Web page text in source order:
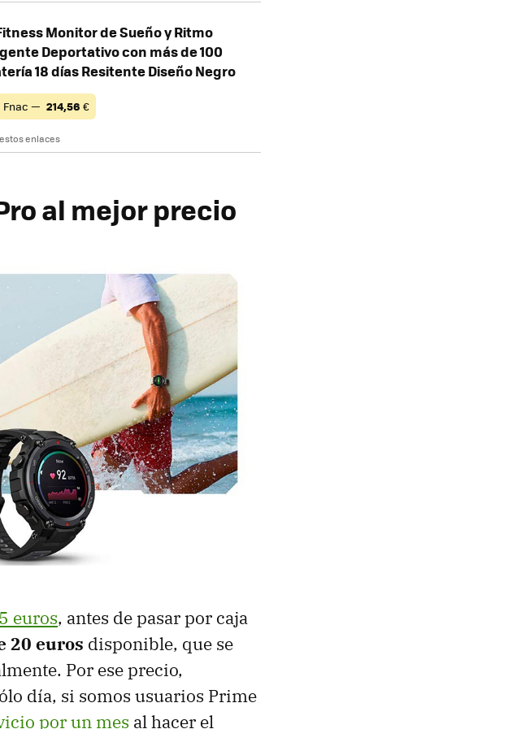
Monitor de Sueño y Ritmo
Deportativo con más de 100
18 días Resitente Diseño Negro
Fnac — 214,56 €
enlaces
al mejor precio
euros, antes de pasar por caja
20 euros disponible, que se
Por ese precio,
día, si somos usuarios Prime
por un mes al hacer el